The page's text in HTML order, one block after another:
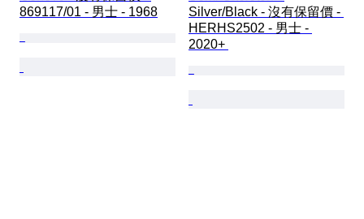
869117/01 - 男士 - 1968
Silver/Black - 沒有保留價 -
HERHS2502 - 男士 -
2020+